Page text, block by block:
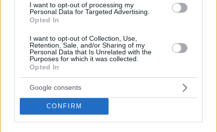
I want to opt-out of processing my
Personal Data for Targeted Advertising.
Opted In
I want to opt-out of Collection, Use,
Retention, Sale, and/or Sharing of my
Personal Data that Is Unrelated with the
Purposes for which it was collected.
Opted In
Google consents
CONFIRM
από την Ζιελόνα Γκόρα
Ο Νίκος Παππάς θα συνεχίσει την
καριέρα του στην VTB και τη Ζιελόν
Γκόρα, η οποία έπεισε τον 31χρονο...
VTB: Ο Ρίτσαρντ’ς “ξέρανε” την
ΤΣΣΚΑ στην επιστροφή του
Τζέιμς! (video)
01/FEB/21 21:22